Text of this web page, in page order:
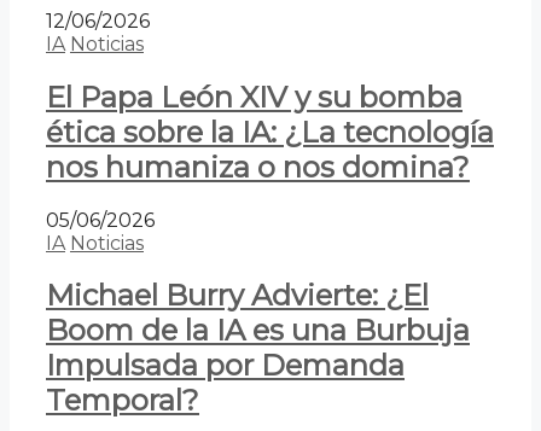
12/06/2026
IA Noticias
El Papa León XIV y su bomba
ética sobre la IA: ¿La tecnología
nos humaniza o nos domina?
05/06/2026
IA Noticias
Michael Burry Advierte: ¿El
Boom de la IA es una Burbuja
Impulsada por Demanda
Temporal?